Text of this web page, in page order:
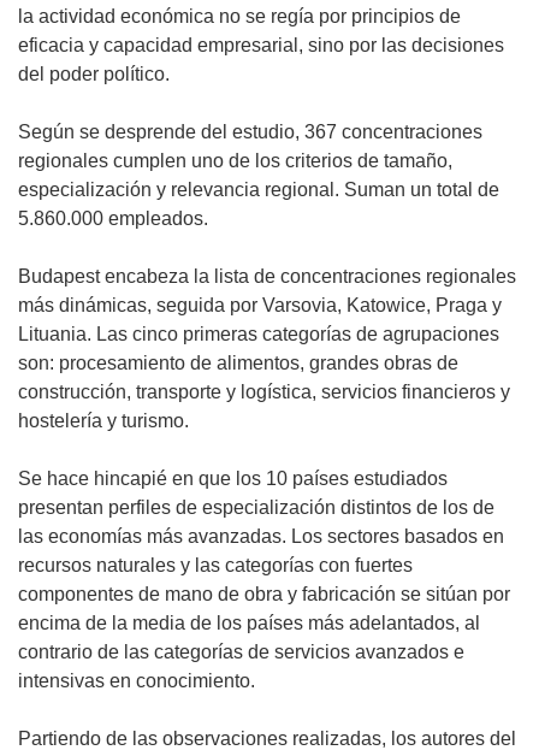
la actividad económica no se regía por principios de
eficacia y capacidad empresarial, sino por las decisiones
del poder político.
Según se desprende del estudio, 367 concentraciones
regionales cumplen uno de los criterios de tamaño,
especialización y relevancia regional. Suman un total de
5.860.000 empleados.
Budapest encabeza la lista de concentraciones regionales
más dinámicas, seguida por Varsovia, Katowice, Praga y
Lituania. Las cinco primeras categorías de agrupaciones
son: procesamiento de alimentos, grandes obras de
construcción, transporte y logística, servicios financieros y
hostelería y turismo.
Se hace hincapié en que los 10 países estudiados
presentan perfiles de especialización distintos de los de
las economías más avanzadas. Los sectores basados en
recursos naturales y las categorías con fuertes
componentes de mano de obra y fabricación se sitúan por
encima de la media de los países más adelantados, al
contrario de las categorías de servicios avanzados e
intensivas en conocimiento.
Partiendo de las observaciones realizadas, los autores del